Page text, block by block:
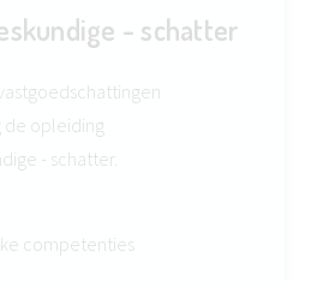
- schatter
de opleiding
- schatter.
competenties